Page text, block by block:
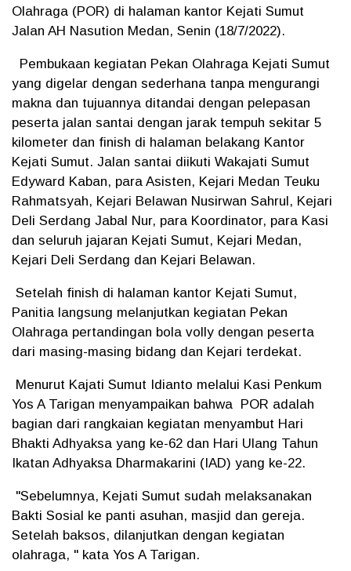
Olahraga (POR) di halaman kantor Kejati Sumut
Jalan AH Nasution Medan, Senin (18/7/2022).
Pembukaan kegiatan Pekan Olahraga Kejati Sumut
yang digelar dengan sederhana tanpa mengurangi
makna dan tujuannya ditandai dengan pelepasan
peserta jalan santai dengan jarak tempuh sekitar 5
kilometer dan finish di halaman belakang Kantor
Kejati Sumut. Jalan santai diikuti Wakajati Sumut
Edyward Kaban, para Asisten, Kejari Medan Teuku
Rahmatsyah, Kejari Belawan Nusirwan Sahrul, Kejari
Deli Serdang Jabal Nur, para Koordinator, para Kasi
dan seluruh jajaran Kejati Sumut, Kejari Medan,
Kejari Deli Serdang dan Kejari Belawan.
Setelah finish di halaman kantor Kejati Sumut,
Panitia langsung melanjutkan kegiatan Pekan
Olahraga pertandingan bola volly dengan peserta
dari masing-masing bidang dan Kejari terdekat.
Menurut Kajati Sumut Idianto melalui Kasi Penkum
Yos A Tarigan menyampaikan bahwa POR adalah
bagian dari rangkaian kegiatan menyambut Hari
Bhakti Adhyaksa yang ke-62 dan Hari Ulang Tahun
Ikatan Adhyaksa Dharmakarini (IAD) yang ke-22.
"Sebelumnya, Kejati Sumut sudah melaksanakan
Bakti Sosial ke panti asuhan, masjid dan gereja.
Setelah baksos, dilanjutkan dengan kegiatan
olahraga, " kata Yos A Tarigan.